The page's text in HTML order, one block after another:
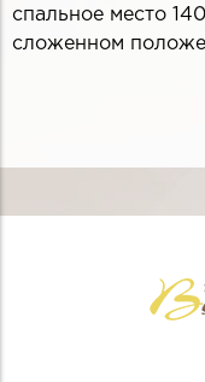
спальное место
сложенном